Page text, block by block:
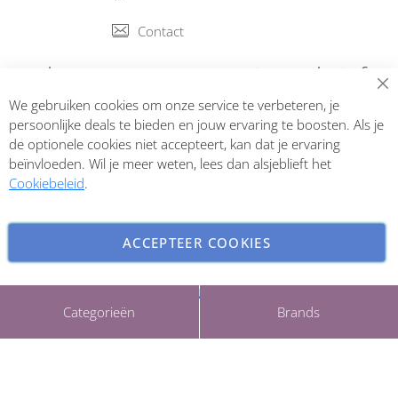
Categorieën Brands
Contact
Abonneer op onze nieuwsbrief
Inschrijven
Copyright © 2026 ParfumCenter.nl. All rights reserved.
We gebruiken cookies om onze service te verbeteren, je
persoonlijke deals te bieden en jouw ervaring te boosten. Als je
de optionele cookies niet accepteert, kan dat je ervaring
beïnvloeden. Wil je meer weten, lees dan alsjeblieft het
Cookiebeleid.
ACCEPTEER COOKIES
INSTELLINGEN AANPASSEN